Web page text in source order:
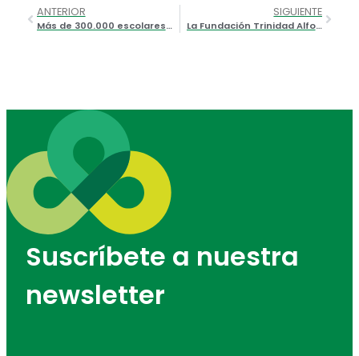
ANTERIOR
Más de 300.000 escolares celebran el ‘Dia de l’Esport 2022’ en la Comunitat Valenciana
SIGUIENTE
La Fundación Trinidad Alfonso abre una nueva edición del programa de ayudas a clubes de la Comunitat Valenciana
Suscríbete a nuestra
newsletter